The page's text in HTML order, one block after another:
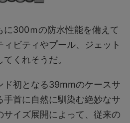
に300ｍの防水性能を備えて
ビティやプール、ジェット
くれそうだ。
ド初となる39mmのケースサ
手首に自然に馴染む絶妙なサ
サイズ展開によって、従来の